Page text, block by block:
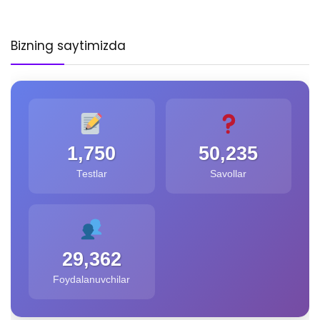
Bizning saytimizda
1,750
Testlar
50,235
Savollar
29,362
Foydalanuvchilar